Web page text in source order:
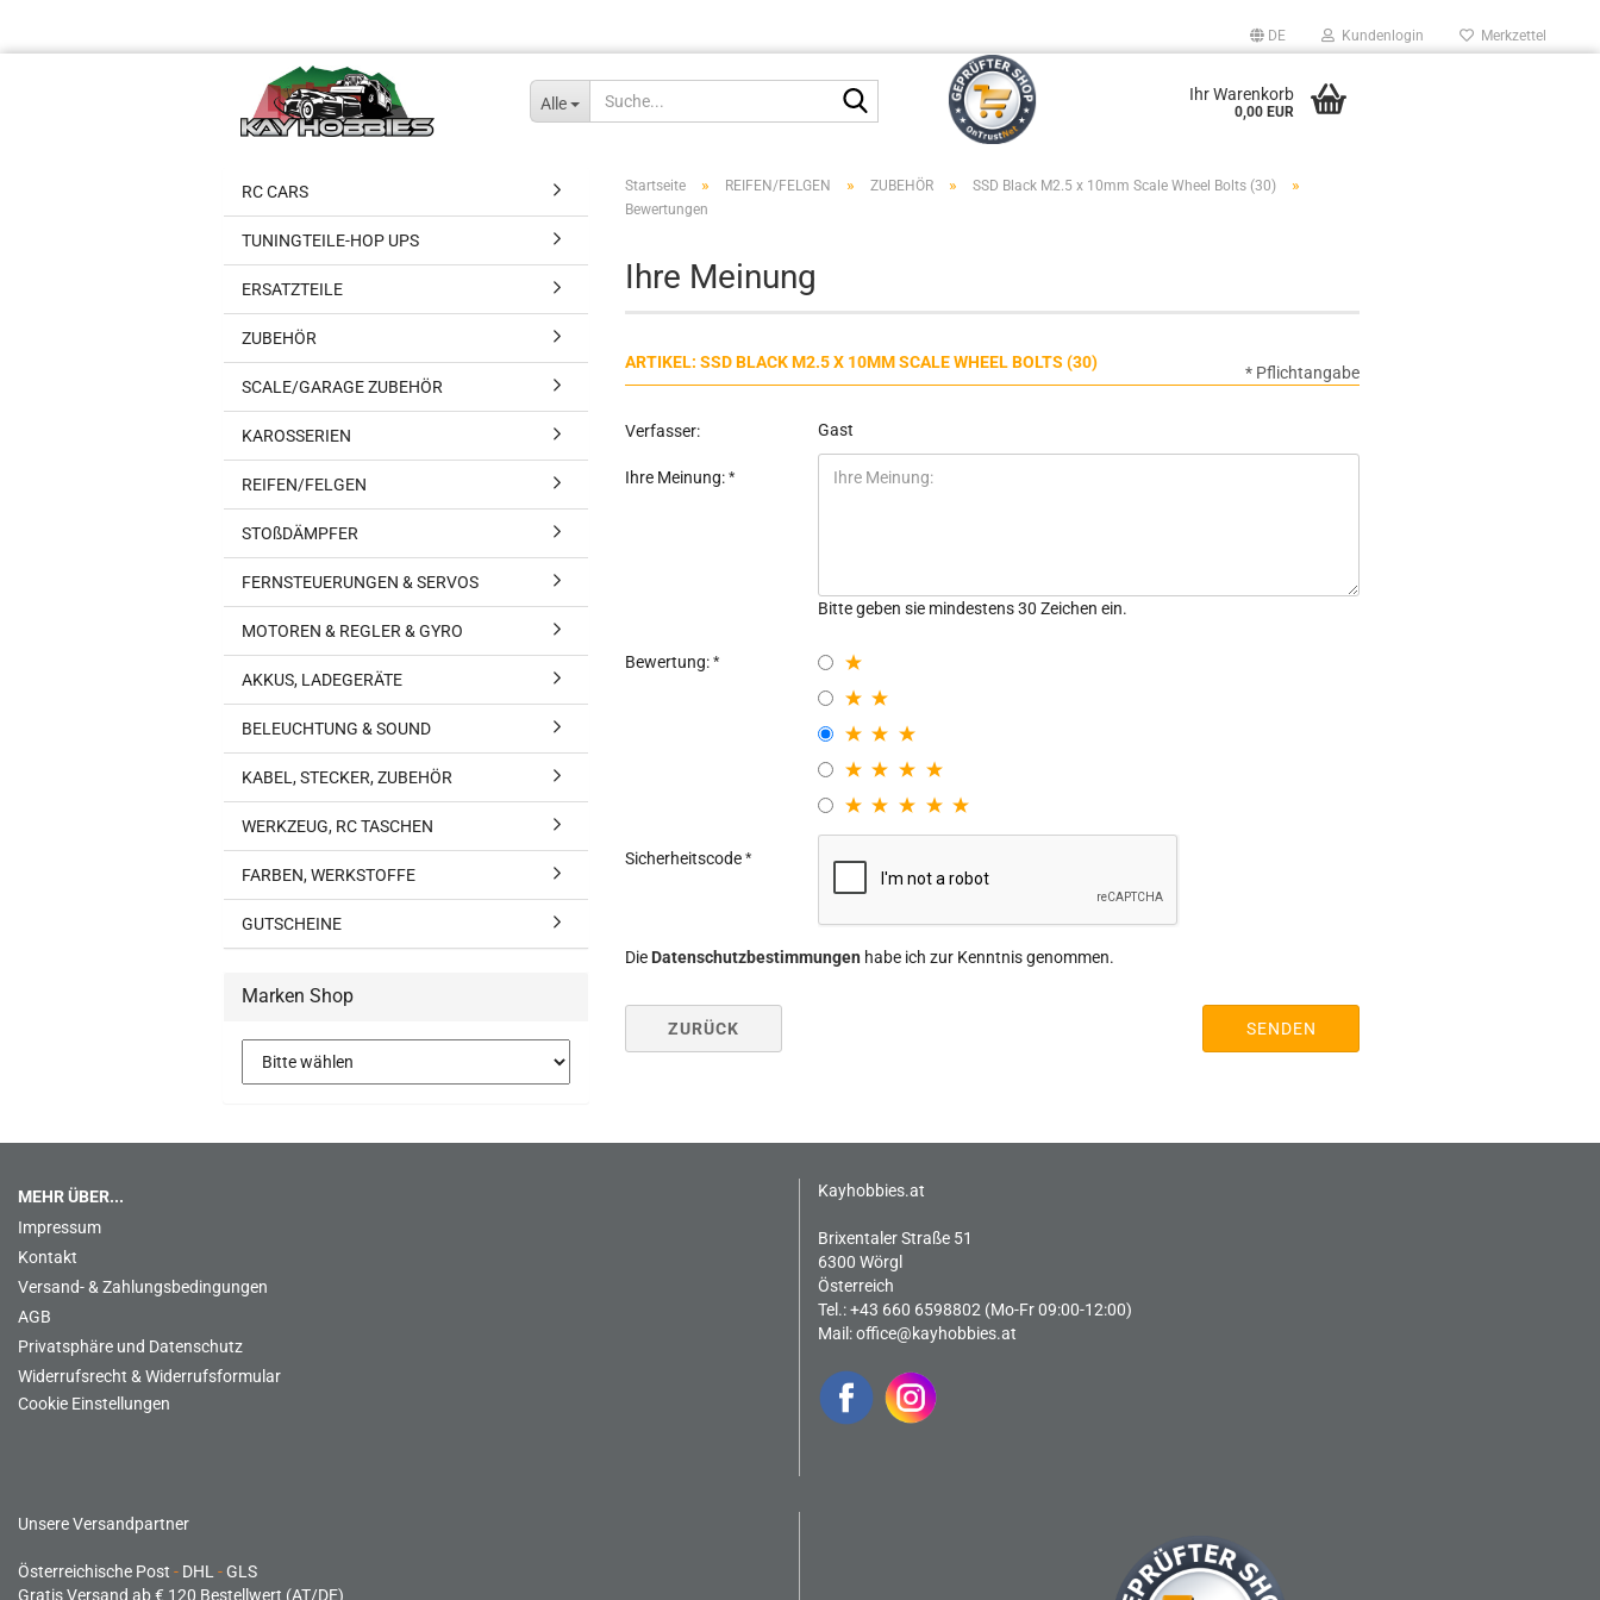
DE Kundenlogin Merkzettel
Alle Ihr Warenkorb
0,00 EUR
Startseite » REIFEN/FELGEN » ZUBEHÖR » SSD Black M2.5 x 10mm Scale Wheel Bolts (30) »
Bewertungen
Ihre Meinung
ARTIKEL: SSD BLACK M2.5 X 10MM SCALE WHEEL BOLTS (30)
Verfasser: Gast
Ihre Meinung:
Bitte geben sie mindestens 30 Zeichen ein.
Bewertung:
Sicherheitscode
Die Datenschutzbestimmungen habe ich zur Kenntnis genommen.
ZURÜCK SENDEN
* Pflichtangabe
RC CARS
TUNINGTEILE-HOP UPS
ERSATZTEILE
ZUBEHÖR
SCALE/GARAGE ZUBEHÖR
KAROSSERIEN
REIFEN/FELGEN
STOßDÄMPFER
FERNSTEUERUNGEN & SERVOS
MOTOREN & REGLER & GYRO
AKKUS, LADEGERÄTE
BELEUCHTUNG & SOUND
KABEL, STECKER, ZUBEHÖR
WERKZEUG, RC TASCHEN
FARBEN, WERKSTOFFE
GUTSCHEINE
Marken Shop
MEHR ÜBER...
Impressum
Kontakt
Versand- & Zahlungsbedingungen
AGB
Privatsphäre und Datenschutz
Widerrufsrecht & Widerrufsformular
Cookie Einstellungen
Kayhobbies.at
Brixentaler Straße 51
6300 Wörgl
Österreich
Tel.: +43 660 6598802 (Mo-Fr 09:00-12:00)
Mail:office@kayhobbies.at
Unsere Versandpartner
Österreichische Post - DHL -GLS
Gratis Versand ab € 120 Bestellwert (AT/DE)